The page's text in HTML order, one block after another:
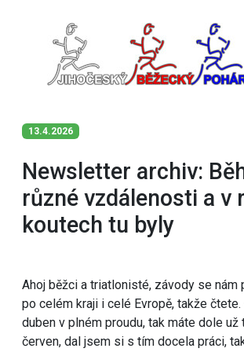
13.4.2026
Newsletter archiv:
různé vzdálenosti a v
koutech tu byly
Ahoj běžci a triatlonisté, závody se nám
po celém kraji i celé Evropě, takže
duben v plném proudu, tak máte dole už
červen, dal jsem si s tím docela práci,